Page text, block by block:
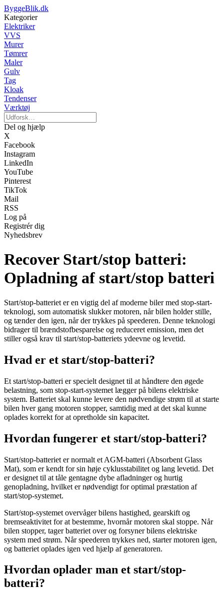
ByggeBlik.dk
Kategorier
Elektriker
VVS
Murer
Tømrer
Maler
Gulv
Tag
Kloak
Tendenser
Værktøj
Del og hjælp
X
Facebook
Instagram
LinkedIn
YouTube
Pinterest
TikTok
Mail
RSS
Log på
Registrér dig
Nyhedsbrev
Recover Start/stop batteri:
Opladning af start/stop batteri
Start/stop-batteriet er en vigtig del af moderne biler med stop-start-
teknologi, som automatisk slukker motoren, når bilen holder stille,
og tænder den igen, når der trykkes på speederen. Denne teknologi
bidrager til brændstofbesparelse og reduceret emission, men det
stiller også krav til start/stop-batteriets ydeevne og levetid.
Hvad er et start/stop-batteri?
Et start/stop-batteri er specielt designet til at håndtere den øgede
belastning, som stop-start-systemet lægger på bilens elektriske
system. Batteriet skal kunne levere den nødvendige strøm til at starte
bilen hver gang motoren stopper, samtidig med at det skal kunne
oplades korrekt for at opretholde sin kapacitet.
Hvordan fungerer et start/stop-batteri?
Start/stop-batteriet er normalt et AGM-batteri (Absorbent Glass
Mat), som er kendt for sin høje cyklusstabilitet og lang levetid. Det
er designet til at tåle gentagne dybe afladninger og hurtig
genopladning, hvilket er nødvendigt for optimal præstation af
start/stop-systemet.
Start/stop-systemet overvåger bilens hastighed, gearskift og
bremseaktivitet for at bestemme, hvornår motoren skal stoppe. Når
bilen stopper, tager batteriet over og forsyner bilens elektriske
system med strøm. Når speederen trykkes ned, starter motoren igen,
og batteriet oplades igen ved hjælp af generatoren.
Hvordan oplader man et start/stop-
batteri?